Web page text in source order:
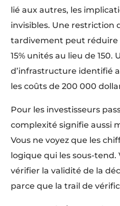
lié aux autres, les
invisibles. Une restriction
tardivement peut réduire
15% unités au lieu de 150.
d’infrastructure identifié
les coûts de 200 000
Pour les investisseurs
complexité signifie aussi
Vous ne voyez que les
logique qui les sous-tend.
vérifier la validité de la
parce que la trail de